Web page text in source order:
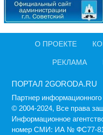
О ПРОЕКТЕ
РЕКЛАМА
ПОРТАЛ 2GORODA.RU
Партнер информационного
© 2004-2024, Все права
Информационное
номер СМИ: ИА № ФС77-